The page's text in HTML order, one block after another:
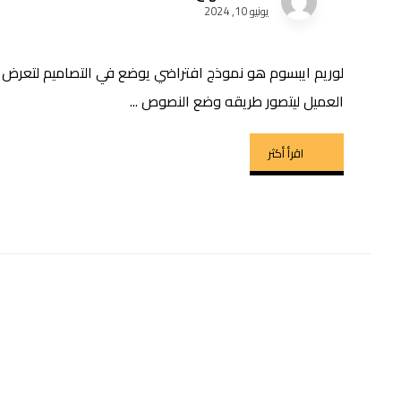
يونيو 10, 2024
لوريم ايبسوم هو نموذج افتراضي يوضع في التصاميم
العميل ليتصور طريقه وضع النصوص ...
اقرأ أكثر